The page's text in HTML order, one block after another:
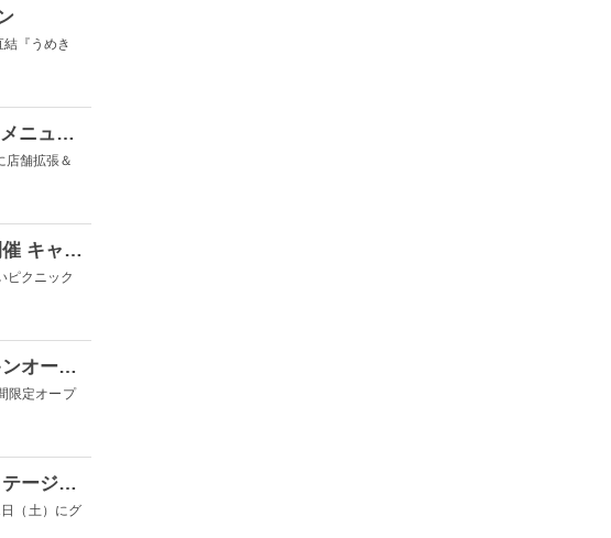
『うめき
USJ、春の限定グッズ公開 「パークサイド・グリル」は店舗拡張＆メニューを一新
店舗拡張＆
「はぴだんぶい わいわいピクニックカフェ」東京・愛知・大阪で開催 キャラデザインのサンドイッチやドリンクなど
ピクニック
「ダンダダン」カフェが東京・大阪・宮城で初開催 オカルンのチキンオーバーライスやモモの超能力パフェなど
限定オープ
千葉にアウトドア宿泊施設「THE FARM スロウマウンテン成田」コテージやテントの客室＆豊富なアクティビティ
（土）にグ